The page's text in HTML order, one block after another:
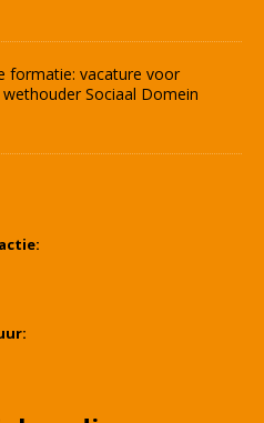
formatie: vacature voor
Sociaal Domein